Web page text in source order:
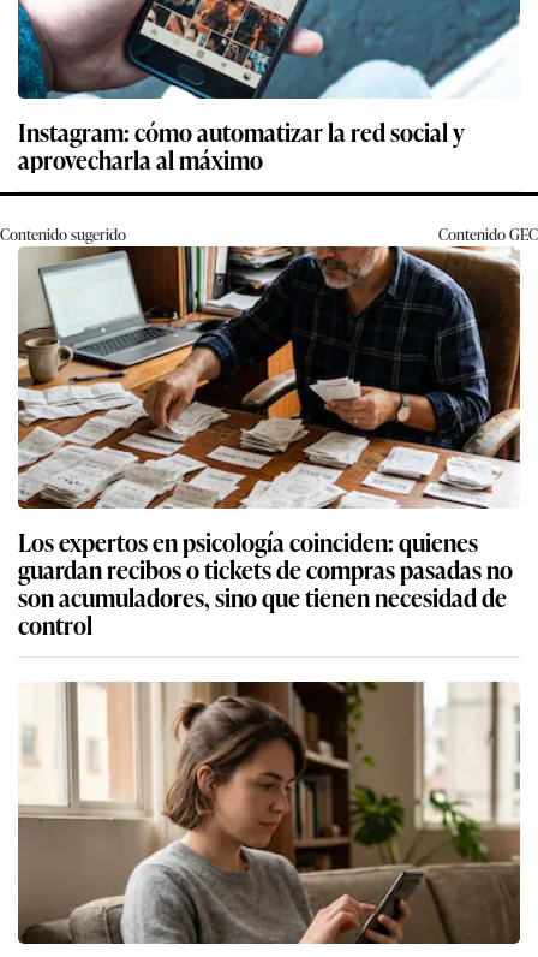
Instagram: cómo automatizar la red social y
aprovecharla al máximo
Contenido sugerido ContenidoGEC
Los expertos en psicología coinciden: quienes
guardan recibos o tickets de compras pasadas no
son acumuladores, sino que tienen necesidad de
control